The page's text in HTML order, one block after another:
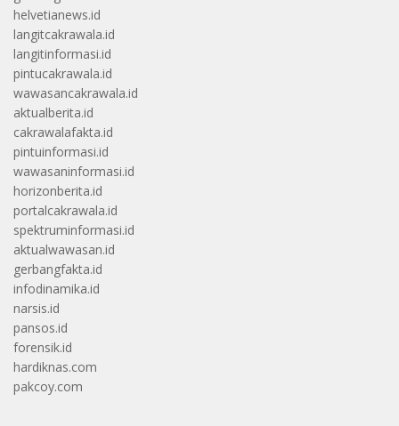
helvetianews.id
langitcakrawala.id
langitinformasi.id
pintucakrawala.id
wawasancakrawala.id
aktualberita.id
cakrawalafakta.id
pintuinformasi.id
wawasaninformasi.id
horizonberita.id
portalcakrawala.id
spektruminformasi.id
aktualwawasan.id
gerbangfakta.id
infodinamika.id
narsis.id
pansos.id
forensik.id
hardiknas.com
pakcoy.com